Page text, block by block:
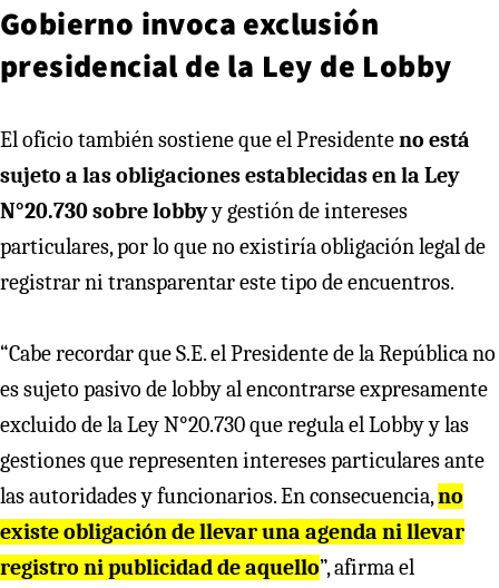
Gobierno invoca exclusión
presidencial de la Ley de Lobby
El oficio también sostiene que el Presidenteno está
sujeto a las obligaciones establecidas en la Ley
N°20.730 sobre lobbyy gestión de intereses
particulares, por lo que no existiría obligación legal de
registrar ni transparentar este tipo de encuentros.
“Cabe recordar que S.E. el Presidente de la República no
es sujeto pasivo de lobby al encontrarse expresamente
excluido de la Ley N°20.730 que regula el Lobby y las
gestiones que representen intereses particulares ante
las autoridades y funcionarios. En consecuencia,no
existe obligación de llevar una agenda ni llevar
registro ni publicidad de aquello”, afirma el